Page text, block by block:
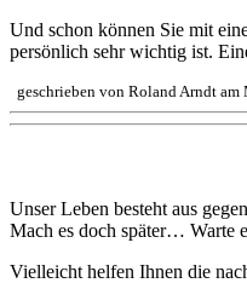
Und schon können Sie mit
persönlich sehr wichtig ist.
geschrieben von Roland Arndt
Unser Leben besteht aus
Mach es doch später… Warte
Vielleicht helfen Ihnen die